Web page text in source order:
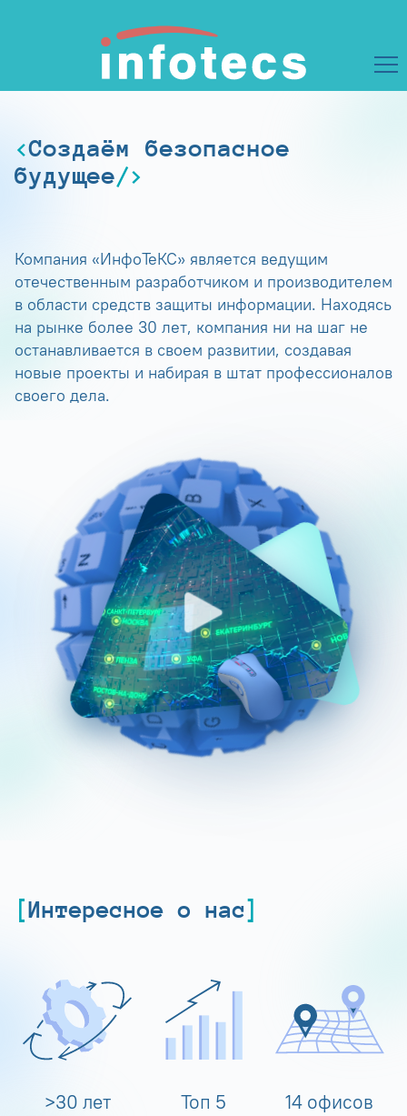
Создаём безопасное
будущее
Компания «ИнфоТеКС» является ведущим
отечественным разработчиком и производителем
в области средств защиты информации. Находясь
на рынке более 30 лет, компания ни на шаг не
останавливается в своем развитии, создавая
новые проекты и набирая в штат профессионалов
своего дела.
Интересное о нас
>30 лет Топ 5 14 офисов